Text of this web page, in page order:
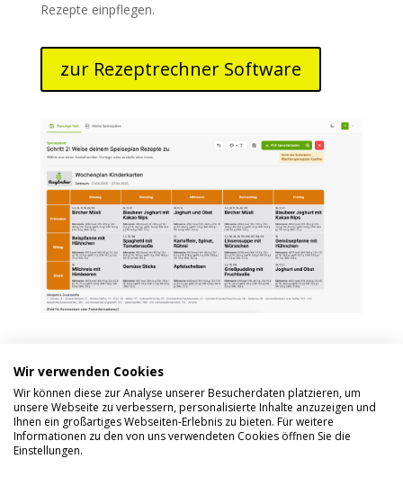
Rezepte einpflegen.
zur Rezeptrechner Software
Impressum
Wir verwenden Cookies
Wir können diese zur Analyse unserer Besucherdaten platzieren, um
unsere Webseite zu verbessern, personalisierte Inhalte anzuzeigen und
Ihnen ein großartiges Webseiten-Erlebnis zu bieten. Für weitere
Informationen zu den von uns verwendeten Cookies öffnen Sie die
Einstellungen.